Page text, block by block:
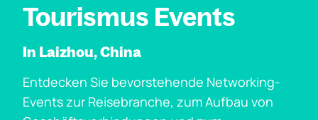
Tourismus Events
In Laizhou, China
Entdecken Sie bevorstehende Networking-
Events zur Reisebranche, zum Aufbau von